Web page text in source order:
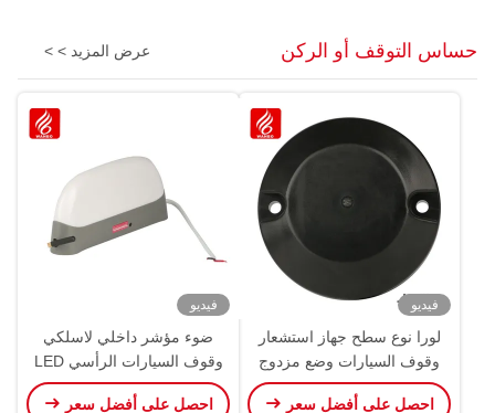
حساس التوقف أو الركن عرض المزيد > >
فيديو
لورا نوع سطح جهاز استشعار
وقوف السيارات وضع مزدوج
كاشف جيومغناطيسي جهاز
استشعار لاسلكي
احصل على أفضل سعر
فيديو
ضوء مؤشر داخلي لاسلكي
وقوف السيارات الرأسي LED
لغز PGS
احصل على أفضل سعر